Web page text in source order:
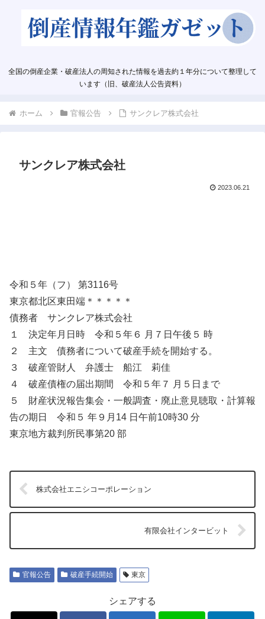
全国の倒産企業・破産法人の周知された情報を過去約１年分について整理して
います（旧、破産法人公告資料）
ホーム 官報公告 サンクレア株式会社
サンクレア株式会社
2023.06.21
令和５年（フ） 第3116号
東京都北区東田端＊＊＊＊＊
債務者 サンクレア株式会社
１ 決定年月日時 令和５年６ 月７日午後５ 時
２ 主文 債務者について破産手続を開始する。
３ 破産管財人 弁護士 船江 莉佳
４ 破産債権の届出期間 令和５年７ 月５日まで
５ 財産状況報告集会・一般調査・廃止意見聴取・計算報
告の期日 令和５ 年９月14 日午前10時30 分
東京地方裁判所民事第20 部
株式会社エニシコーポレーション
有限会社インタービット
官報公告 破産手続開始 東京
シェアする